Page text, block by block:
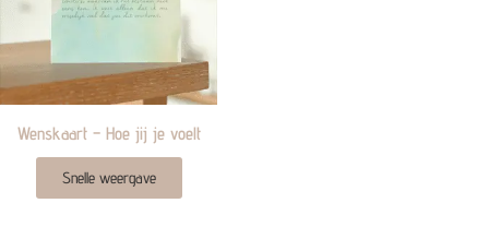
Wenskaart – Hoe jij je voelt
Snelle weergave